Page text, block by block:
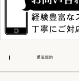
通販規約